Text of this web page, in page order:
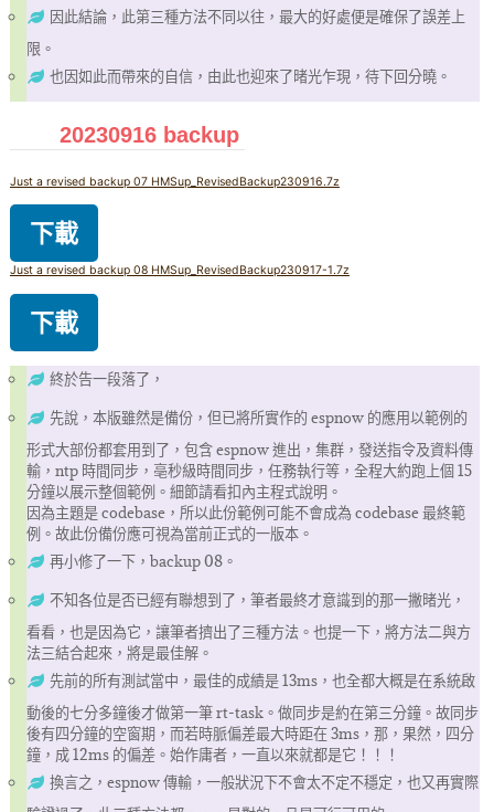
因此結論，此第三種方法不同以往，最大的好處便是確保了誤差上
限。
也因如此而帶來的自信，由此也迎來了暏光乍現，待下回分曉。
20230916 backup
Just a revised backup 07 HMSup_RevisedBackup230916.7z
下載
Just a revised backup 08 HMSup_RevisedBackup230917-1.7z
下載
終於告一段落了，
先說，本版雖然是備份，但已將所實作的 espnow 的應用以範例的
形式大部份都套用到了，包含 espnow 進出，集群，發送指令及資料傳
輸，ntp 時間同步，亳秒級時間同步，任務執行等，全程大約跑上個 15
分鐘以展示整個範例。細節請看扣內主程式說明。
因為主題是 codebase，所以此份範例可能不會成為 codebase 最終範
例。故此份備份應可視為當前正式的一版本。
再小修了一下，backup 08。
不知各位是否已經有聯想到了，筆者最終才意識到的那一撇暏光，
看看，也是因為它，讓筆者擠出了三種方法。也提一下，將方法二與方
法三結合起來，將是最佳解。
先前的所有測試當中，最佳的成績是 13ms，也全都大概是在系統啟
動後的七分多鐘後才做第一筆 rt-task。做同步是約在第三分鐘。故同步
後有四分鐘的空窗期，而若時脈偏差最大時距在 3ms，那，果然，四分
鐘，成 12ms 的偏差。始作庸者，一直以來就都是它！！！
換言之，espnow 傳輸，一般狀況下不會太不定不穩定，也又再實際